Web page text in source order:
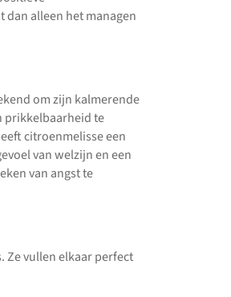
dan alleen het managen
om zijn kalmerende
prikkelbaarheid te
citroenmelisse een
van welzijn en een
van angst te
Ze vullen elkaar perfect